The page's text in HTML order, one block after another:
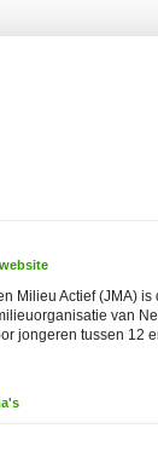
Milieu Actief (JMA) is
van
jongeren tussen 12